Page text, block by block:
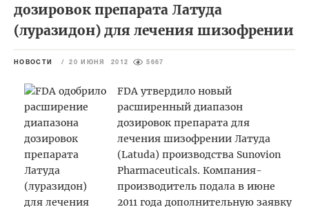
дозировок препарата Латуда
(луразидон) для лечения шизофрении
НОВОСТИ / 20 ИЮНЯ 2012 5667
FDA утвердило новый
расширенный диапазон
дозировок препарата для
лечения шизофрении Латуда
(Latuda) производства Sunovion
Pharmaceuticals. Компания-
производитель подала в июне
2011 года дополнительную заявку